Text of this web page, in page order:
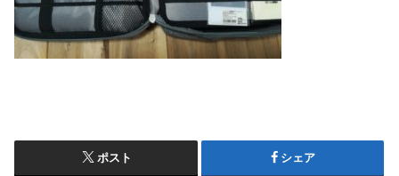
ポスト シェア